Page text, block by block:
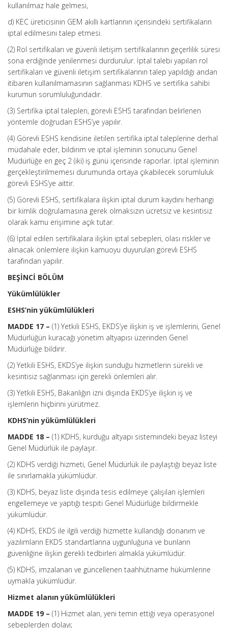
kullanılmaz hale gelmesi,
d) KEC üreticisinin GEM akıllı kartlarının içerisindeki sertifikaların
iptal edilmesini talep etmesi.
(2) Rol sertifikaları ve güvenli iletişim sertifikalarının geçerlilik süresi
sona erdiğinde yenilenmesi durdurulur. İptal talebi yapılan rol
sertifikaları ve güvenli iletişim sertifikalarının talep yapıldığı andan
itibaren kullanılmamasının sağlanması KDHS ve sertifika sahibi
kurumun sorumluluğundadır.
(3) Sertifika iptal talepleri, görevli ESHS tarafından belirlenen
yöntemle doğrudan ESHS’ye yapılır.
(4) Görevli ESHS kendisine iletilen sertifika iptal taleplerine derhal
müdahale eder, bildirim ve iptal işleminin sonucunu Genel
Müdürlüğe en geç 2 (iki) iş günü içerisinde raporlar. İptal işleminin
gerçekleştirilmemesi durumunda ortaya çıkabilecek sorumluluk
görevli ESHS’ye aittir.
(5) Görevli ESHS, sertifikalara ilişkin iptal durum kaydını herhangi
bir kimlik doğrulamasına gerek olmaksızın ücretsiz ve kesintisiz
olarak kamu erişimine açık tutar.
(6) İptal edilen sertifikalara ilişkin iptal sebepleri, olası riskler ve
alınacak önlemlere ilişkin kamuoyu duyuruları görevli ESHS
tarafından yapılır.
BEŞİNCİ BÖLÜM
Yükümlülükler
ESHS’nin yükümlülükleri
MADDE 17 – (1) Yetkili ESHS, EKDS’ye ilişkin iş ve işlemlerini, Genel
Müdürlüğün kuracağı yönetim altyapısı üzerinden Genel
Müdürlüğe bildirir.
(2) Yetkili ESHS, EKDS’ye ilişkin sunduğu hizmetlerin sürekli ve
kesintisiz sağlanması için gerekli önlemleri alır.
(3) Yetkili ESHS, Bakanlığın izni dışında EKDS’ye ilişkin iş ve
işlemlerin hiçbirini yürütmez.
KDHS’nin yükümlülükleri
MADDE 18 – (1) KDHS, kurduğu altyapı sistemindeki beyaz listeyi
Genel Müdürlük ile paylaşır.
(2) KDHS verdiği hizmeti, Genel Müdürlük ile paylaştığı beyaz liste
ile sınırlamakla yükümlüdür.
(3) KDHS, beyaz liste dışında tesis edilmeye çalışılan işlemleri
engellemeye ve yaptığı tespiti Genel Müdürlüğe bildirmekle
yükümlüdür.
(4) KDHS, EKDS ile ilgili verdiği hizmette kullandığı donanım ve
yazılımların EKDS standartlarına uygunluğuna ve bunların
güvenliğine ilişkin gerekli tedbirleri almakla yükümlüdür.
(5) KDHS, imzalanan ve güncellenen taahhütname hükümlerine
uymakla yükümlüdür.
Hizmet alanın yükümlülükleri
MADDE 19 – (1) Hizmet alan, yeni temin ettiği veya operasyonel
sebeplerden dolayı;